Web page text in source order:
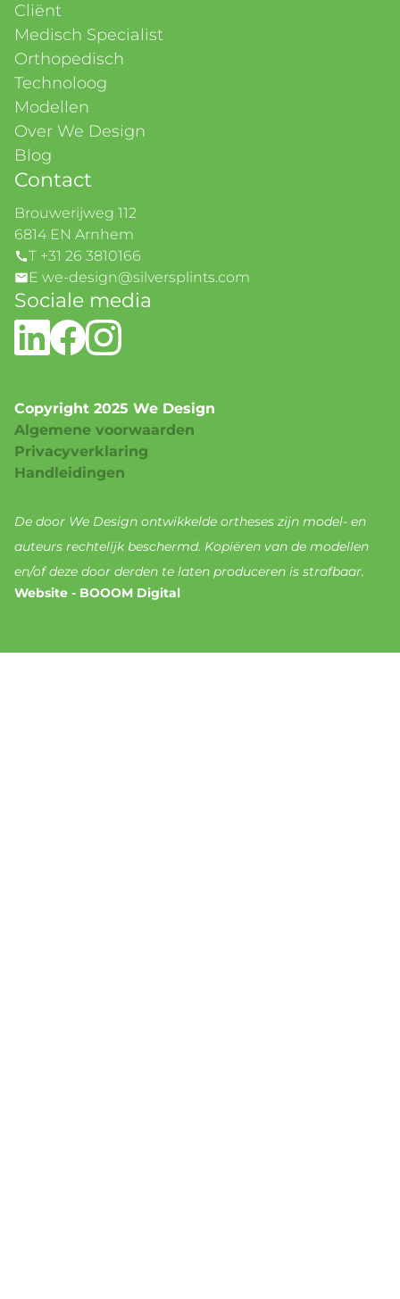
Cliënt
Medisch Specialist
Orthopedisch
Technoloog
Modellen
Over We Design
Blog
Contact
Brouwerijweg 112
6814 EN Arnhem
T +31 26 3810166
E we-design@silversplints.com
Sociale media
Copyright 2025 We Design
Algemene voorwaarden
Privacyverklaring
Handleidingen
De door We Design ontwikkelde ortheses zijn model- en
auteurs rechtelijk beschermd. Kopiëren van de modellen
en/of deze door derden te laten produceren is strafbaar.
Website - BOOOM Digital